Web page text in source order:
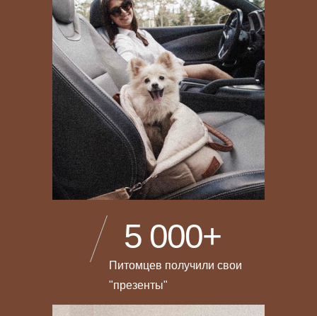
Питомцев получили свои
"презенты"
5 000+